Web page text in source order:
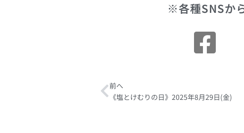
※各種SNSか
Prev
前へ
《塩とけむりの日》2025年8月29日(金)